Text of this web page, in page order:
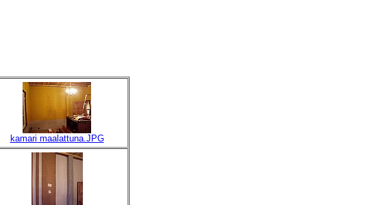
kamari maalattuna.JPG